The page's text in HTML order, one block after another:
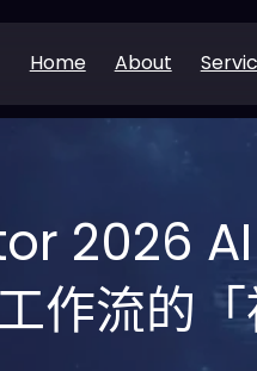
Home About
2026 AI
作流的